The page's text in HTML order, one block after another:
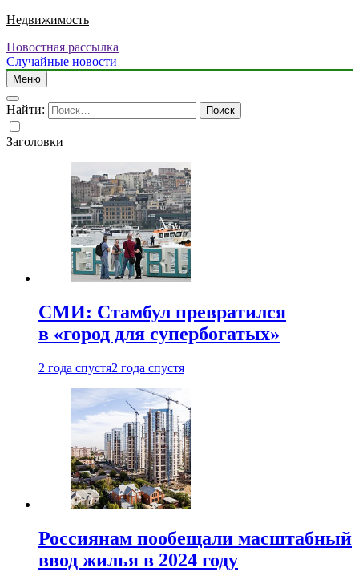
Недвижимость
Новостная рассылка
Случайные новости
Меню
Найти:
Заголовки
СМИ: Стамбул превратился
в «город для супербогатых»
2 года спустя2 года спустя
Россиянам пообещали масштабный
ввод жилья в 2024 году